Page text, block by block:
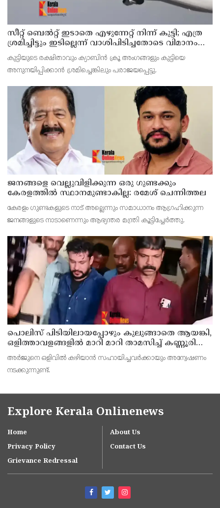
സീറ്റ് ബെല്‍റ്റ് ഇടാതെ എഴുന്നേറ്റ് നിന്ന് കുട്ടി; എത്ര
ശ്രമിച്ചിട്ടും ഇടില്ലെന്ന് വാശിപിടിച്ചതോടെ വിമാനം
റദ്ദാക്കി
കുട്ടിയുടെ രക്ഷിതാവും ക്യാബിന്‍ ക്രൂ അംഗങ്ങളും കുട്ടിയെ
അനുനയിപ്പിക്കാന്‍ ശ്രമിച്ചെങ്കിലും പരാജയപ്പെട്ടു.
ജനങ്ങളെ വെല്ലുവിളിക്കുന്ന ഒരു ഗുണ്ടക്കും
കേരളത്തില്‍ സ്ഥാനമുണ്ടാകില്ല: രമേശ് ചെന്നിത്തല
കേരളം ഗുണ്ടകളുടെ നാട് അല്ലെന്നും സമാധാനം ആഗ്രഹിക്കുന്ന
ജനങ്ങളുടെ നാടാണെന്നും ആഭ്യന്തര മന്ത്രി കൂട്ടിച്ചേര്‍ത്തു.
പൊലിസ് പിടിയിലായപ്പോഴും കുലുങ്ങാതെ ആയങ്കി,
ഒളിത്താവളങ്ങളില്‍ മാറി മാറി താമസിച്ച് കണ്ണൂരിലെ
ക്വട്ടേഷന്‍ നേതാവ്
അര്‍ജുനെ ഒളിവില്‍ കഴിയാന്‍ സഹായിച്ചവര്‍ക്കായും അന്വേഷണം
നടക്കുന്നുണ്ട്.
Explore Kerala Onlinenews
Home
About Us
Privacy Policy
Contact Us
Grievance Redressal